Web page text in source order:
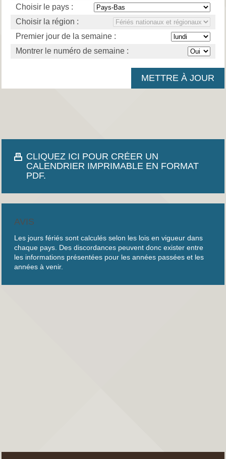
Choisir le pays :
Choisir la région :
Premier jour de la semaine :
Montrer le numéro de semaine :
CLIQUEZ ICI POUR CRÉER UN
CALENDRIER IMPRIMABLE EN FORMAT
PDF.
AVIS
Les jours fériés sont calculés selon les lois en vigueur dans
chaque pays. Des discordances peuvent donc exister entre
les informations présentées pour les années passées et les
années à venir.